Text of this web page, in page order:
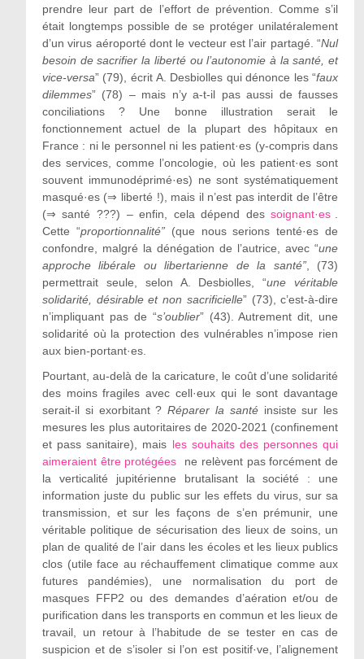
prendre leur part de l’effort de prévention. Comme s’il
était longtemps possible de se protéger unilatéralement
d’un virus aéroporté dont le vecteur est l’air partagé. “Nul
besoin de sacrifier la liberté ou l’autonomie à la santé, et
vice-versa” (79), écrit A. Desbiolles qui dénonce les “faux
dilemmes” (78) – mais n’y a-t-il pas aussi de fausses
conciliations ? Une bonne illustration serait le
fonctionnement actuel de la plupart des hôpitaux en
France : ni le personnel ni les patient·es (y-compris dans
des services, comme l’oncologie, où les patient·es sont
souvent immunodéprimé·es) ne sont systématiquement
masqué·es (⇒ liberté !), mais il n’est pas interdit de l’être
(⇒ santé ???) – enfin, cela dépend dessoignant·es
Cette “proportionnalité”(que nous serions tenté·es de
confondre, malgré la dénégation de l’autrice, avec “une
approche libérale ou libertarienne de la santé”, (73)
permettrait seule, selon A. Desbiolles, “une véritable
solidarité, désirable et non sacrificielle” (73), c’est-à-dire
n’impliquant pas de “s’oublier” (43). Autrement dit, une
solidarité où la protection des vulnérables n’impose rien
aux bien-portant·es.
Pourtant, au-delà de la caricature, le coût d’une solidarité
des moins fragiles avec cell·eux qui le sont davantage
serait-il si exorbitant ?Réparer la santéinsiste sur les
mesures les plus autoritaires de 2020-2021 (confinement
et pass sanitaire), mais les souhaits des personnes qui
aimeraient être protégées
ne relèvent pas forcément de
la verticalité jupitérienne brutalisant la société : une
information juste du public sur les effets du virus, sur sa
transmission, et sur les façons de s’en prémunir, une
véritable politique de sécurisation des lieux de soins, un
plan de qualité de l’air dans les écoles et les lieux publics
clos (utile face au réchauffement climatique comme aux
futures pandémies), une normalisation du port de
masques FFP2 ou des demandes d’aération et/ou de
purification dans les transports en commun et les lieux de
travail, un retour à l’habitude de se tester en cas de
suspicion et de s’isoler si l’on est positif·ve, l’alignement